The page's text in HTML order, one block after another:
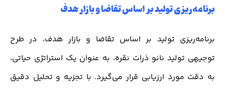
برنامه‌ریزی تولید بر اساس تقاضا و بازار هدف
برنامه‌ریزی تولید بر اساس تقاضا و بازار هدف، در طرح
توجیهی تولید نانو ذرات نقره، به عنوان یک استراتژی حیاتی،
به دقت مورد ارزیابی قرار می‌گیرد. با تجزیه و تحلیل دقیق